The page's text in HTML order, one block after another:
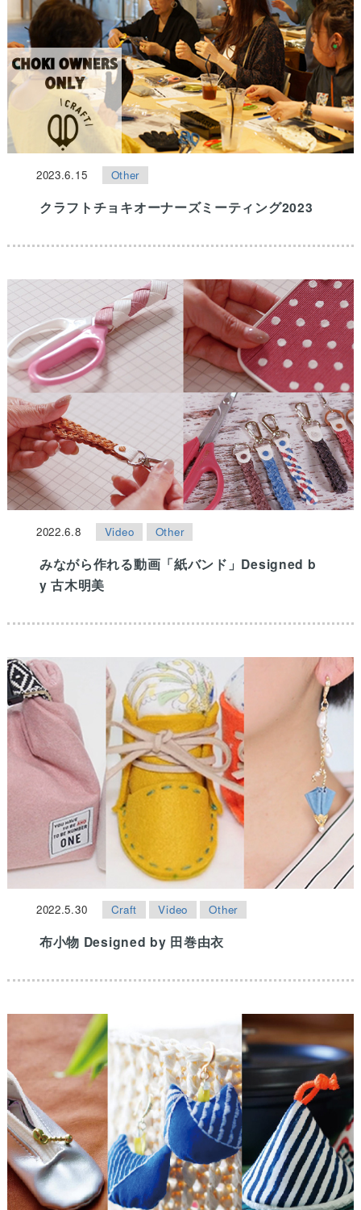
2023.6.15 Other
クラフトチョキオーナーズミーティング2023
2022.6.8 Video Other
みながら作れる動画「紙バンド」Designed b
y 古木明美
2022.5.30 Craft Video Other
布小物 Designed by 田巻由衣